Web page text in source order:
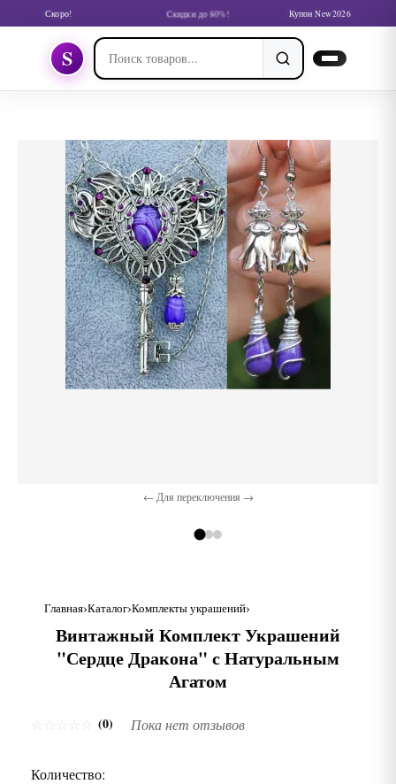
Скоро! Скидки до 80%! Купон New2026
S
← Для переключения →
Главная Каталог Комплекты украшений
Винтажный Комплект Украшений
"Сердце Дракона" с Натуральным
Агатом
(0) Пока нет отзывов
Количество: